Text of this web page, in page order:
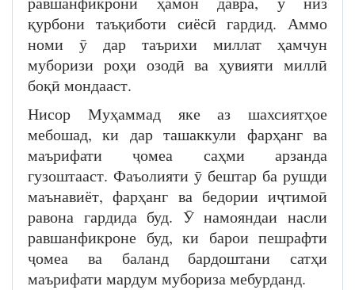
қурбони таъқиботи сиёсӣ гардид. Аммо
номи ӯ дар таърихи миллат ҳамчун
муборизи роҳи озодӣ ва ҳувияти миллӣ
боқӣ мондааст.
Нисор Муҳаммад яке аз шахсиятҳое
мебошад, ки дар ташаккули фарҳанг ва
маърифати ҷомеа саҳми арзанда
гузоштааст. Фаъолияти ӯ бештар ба рушди
маънавиёт, фарҳанг ва бедории иҷтимоӣ
равона гардида буд. Ӯ намояндаи насли
равшанфикроне буд, ки барои пешрафти
ҷомеа ва баланд бардоштани сатҳи
маърифати мардум мубориза мебурданд.